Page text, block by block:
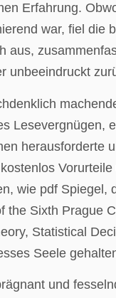
Erfahrung.
war, fiel die
aus,
unbeeindruckt
Lesevergnügen,
herausforderte
wie pdf Spiegel,
the Sixth Prague
Statistical
Seele
und